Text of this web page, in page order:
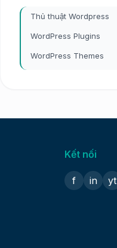
Thủ thuật Wordpress
WordPress Plugins
WordPress Themes
Kết nối
f in yt